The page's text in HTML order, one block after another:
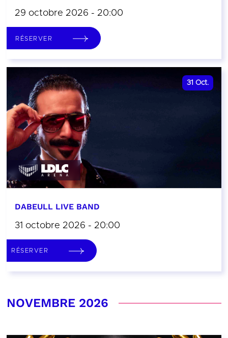
29 octobre 2026 - 20:00
RÉSERVER
31 Oct.
DABEULL LIVE BAND
31 octobre 2026 - 20:00
RÉSERVER
NOVEMBRE 2026